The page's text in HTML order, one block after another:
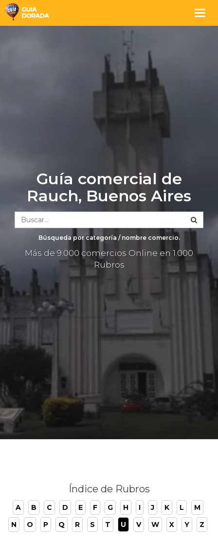
Guía comercial de
Rauch, Buenos Aires
Búsqueda por categoría / nombre comercio.
Más de 9.000 comercios Online en 1.000
Rubros
Índice de Rubros
A B C D E F G H I J K L
M
N
O P Q R S T U V W X Y Z